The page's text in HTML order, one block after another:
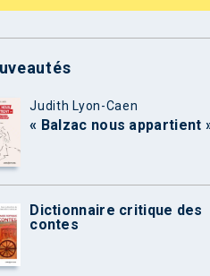
Judith Lyon-Caen
« Balzac nous appartient
Dictionnaire critique des
contes